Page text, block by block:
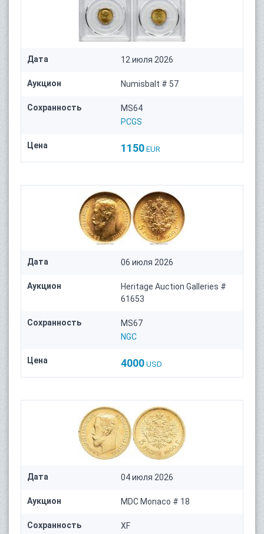
Дата 12 июля 2026
Аукцион Numisbalt # 57
Сохранность
MS64
PCGS
Цена 1150 EUR
Дата 06 июля 2026
Аукцион
Heritage Auction Galleries #
61653
Сохранность
MS67
NGC
Цена 4000 USD
Дата 04 июля 2026
Аукцион MDC Monaco # 18
Сохранность XF